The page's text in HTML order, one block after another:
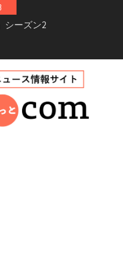
」キャス
ブラザ
らすじ・